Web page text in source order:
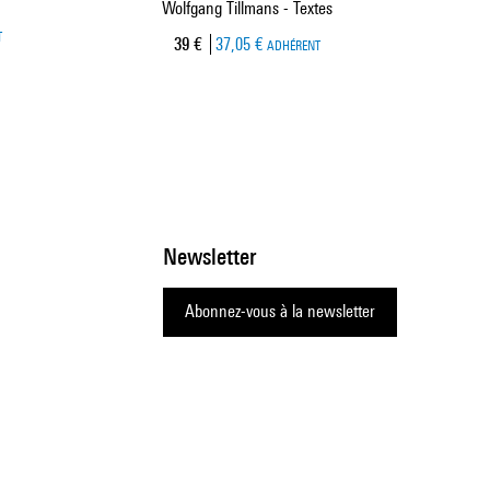
Wolfgang Tillmans - Textes
Prix ​​actuel
39 € 37,05 € ADHÉRENT
Newsletter
Abonnez-vous à la newsletter